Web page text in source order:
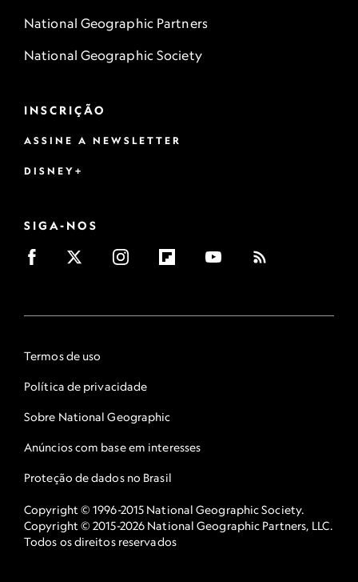
National Geographic Partners
National Geographic Society
INSCRIÇÃO
ASSINE A NEWSLETTER
DISNEY+
SIGA-NOS
Termos de uso
Política de privacidade
Sobre National Geographic
Anúncios com base em interesses
Proteção de dados no Brasil
Copyright © 1996-2015 National Geographic Society.
Copyright © 2015-2026 National Geographic Partners, LLC.
Todos os direitos reservados